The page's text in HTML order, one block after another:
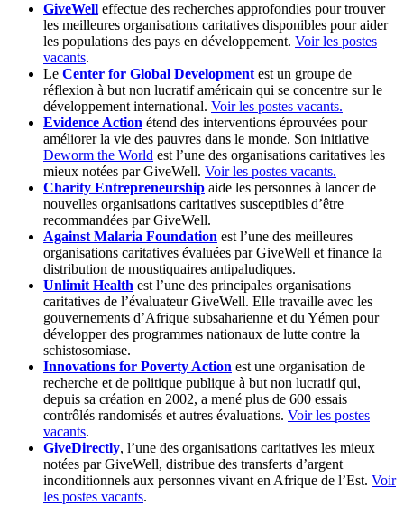
GiveWell effectue des recherches approfondies pour trouver
les meilleures organisations caritatives disponibles pour aider
les populations des pays en développement. Voir les postes
vacants.
Le Center for Global Development est un groupe de
réflexion à but non lucratif américain qui se concentre sur le
développement international. Voir les postes vacants.
Evidence Action étend des interventions éprouvées pour
améliorer la vie des pauvres dans le monde. Son initiative
Deworm the World est l’une des organisations caritatives les
mieux notées par GiveWell. Voir les postes vacants.
Charity Entrepreneurship aide les personnes à lancer de
nouvelles organisations caritatives susceptibles d’être
recommandées par GiveWell.
Against Malaria Foundation est l’une des meilleures
organisations caritatives évaluées par GiveWell et finance la
distribution de moustiquaires antipaludiques.
Unlimit Health est l’une des principales organisations
caritatives de l’évaluateur GiveWell. Elle travaille avec les
gouvernements d’Afrique subsaharienne et du Yémen pour
développer des programmes nationaux de lutte contre la
schistosomiase.
Innovations for Poverty Action est une organisation de
recherche et de politique publique à but non lucratif qui,
depuis sa création en 2002, a mené plus de 600 essais
contrôlés randomisés et autres évaluations. Voir les postes
vacants.
GiveDirectly, l’une des organisations caritatives les mieux
notées par GiveWell, distribue des transferts d’argent
inconditionnels aux personnes vivant en Afrique de l’Est. Voir
les postes vacants.